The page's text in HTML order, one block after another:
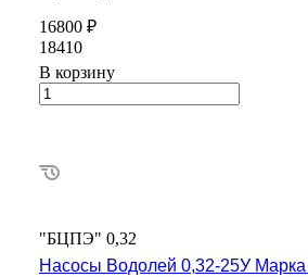
16800 ₽
18410
В корзину
"БЦПЭ" 0,32
Насосы Водолей 0,32-25У